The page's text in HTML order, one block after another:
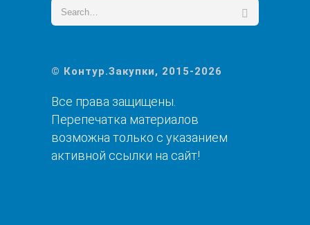
© Контур.Закупки, 2015-2026
Все права защищены.
Перепечатка материалов
возможна только с указанием
активной ссылки на сайт!